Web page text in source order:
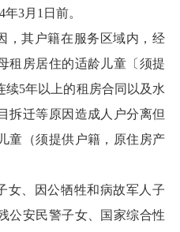
3月1日前。
其户籍在服务区域内，经
租房居住的适龄儿童〔须提
5年以上的租房合同以及水
拆迁等原因造成人户分离但
童（须提供户籍，原住房产
、因公牺牲和病故军人子
公安民警子女、国家综合性